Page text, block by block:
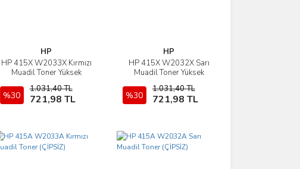
HP
HP 415X W2033X Kırmızı
Muadil Toner Yüksek
%30
1.031,40 TL
721,98 TL
İncele
Sepete Ekle
HP
HP 415X W2032X Sarı
Muadil Toner Yüksek
%30
1.031,40 TL
721,98 TL
İncele
Sepete Ekle